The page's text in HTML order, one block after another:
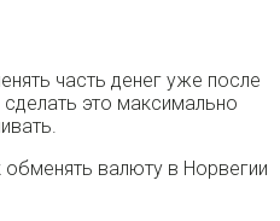
часть денег уже после
это максимально
валюту в Норвегии